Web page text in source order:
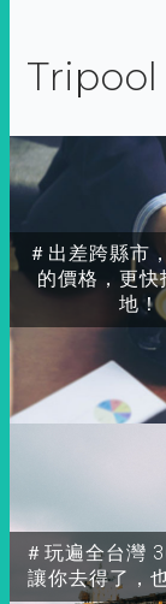
Tripool
＃出差跨縣市
的價格，更快
地！
＃玩遍全台灣
讓你去得了，